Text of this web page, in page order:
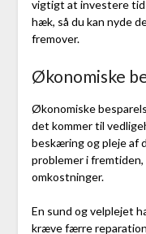
vigtigt at investere tid
hæk, så du kan nyde
fremover.
Økonomiske
Økonomiske
det kommer til
beskæring og pleje af
problemer i
omkostninger.
En sund og velplejet
kræve færre